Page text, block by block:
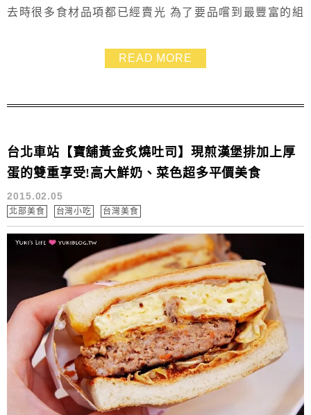
去時很多食材品項都已經賣光 為了要品嚐到最豐富的組
這攤已經開了近一年之久... 身為樹林同胞的我竟然現在才
READ MORE
台北車站【寶舖黃金炙燒吐司】現煎漢堡排加上厚
蛋的雙重享受!高大鮮奶、菜色超多平價美食
2015.02.05
北部美食 台灣小吃 台灣美食